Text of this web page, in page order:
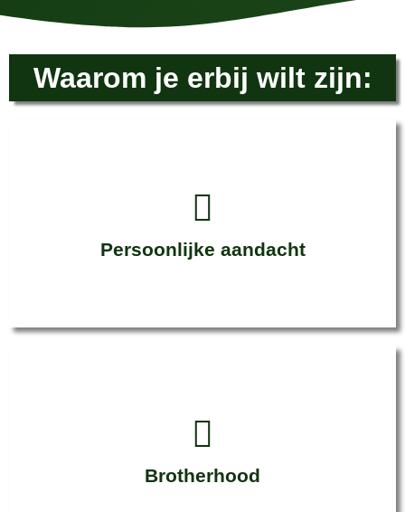
Waarom je erbij wilt zijn:
Persoonlijke aandacht
Brotherhood